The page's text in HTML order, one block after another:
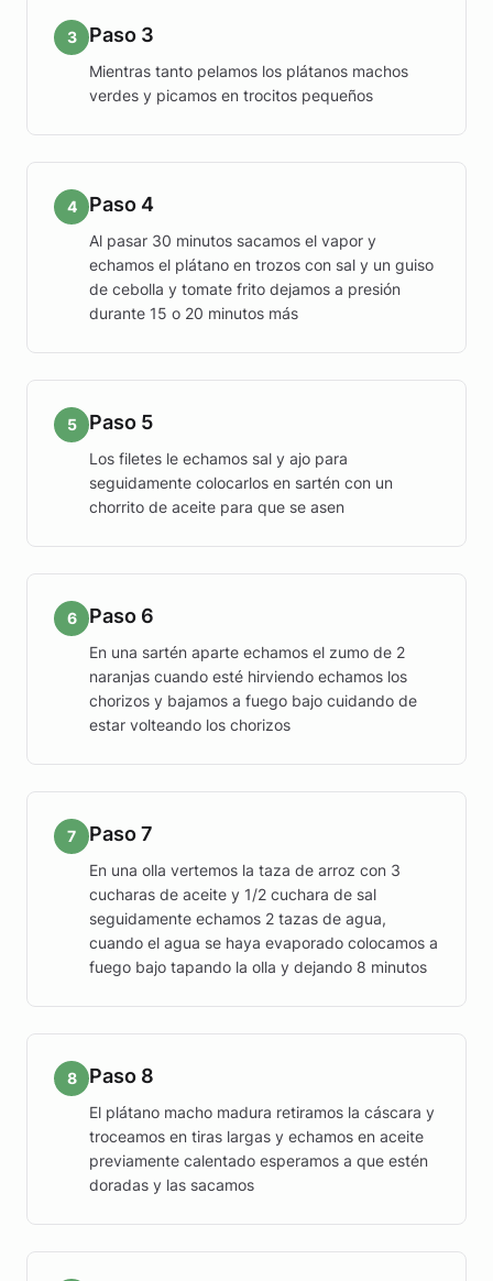
3 Paso 3
Mientras tanto pelamos los plátanos machos
verdes y picamos en trocitos pequeños
4 Paso 4
Al pasar 30 minutos sacamos el vapor y
echamos el plátano en trozos con sal y un guiso
de cebolla y tomate frito dejamos a presión
durante 15 o 20 minutos más
5 Paso 5
Los filetes le echamos sal y ajo para
seguidamente colocarlos en sartén con un
chorrito de aceite para que se asen
6 Paso 6
En una sartén aparte echamos el zumo de 2
naranjas cuando esté hirviendo echamos los
chorizos y bajamos a fuego bajo cuidando de
estar volteando los chorizos
7 Paso 7
En una olla vertemos la taza de arroz con 3
cucharas de aceite y 1/2 cuchara de sal
seguidamente echamos 2 tazas de agua,
cuando el agua se haya evaporado colocamos a
fuego bajo tapando la olla y dejando 8 minutos
8 Paso 8
El plátano macho madura retiramos la cáscara y
troceamos en tiras largas y echamos en aceite
previamente calentado esperamos a que estén
doradas y las sacamos